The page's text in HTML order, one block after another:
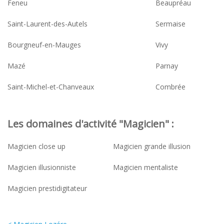
Feneu Beaupréau
Saint-Laurent-des-Autels Sermaise
Bourgneuf-en-Mauges Vivy
Mazé Parnay
Saint-Michel-et-Chanveaux Combrée
Les domaines d'activité "Magicien" :
Magicien close up Magicien grande illusion
Magicien illusionniste Magicien mentaliste
Magicien prestidigitateur